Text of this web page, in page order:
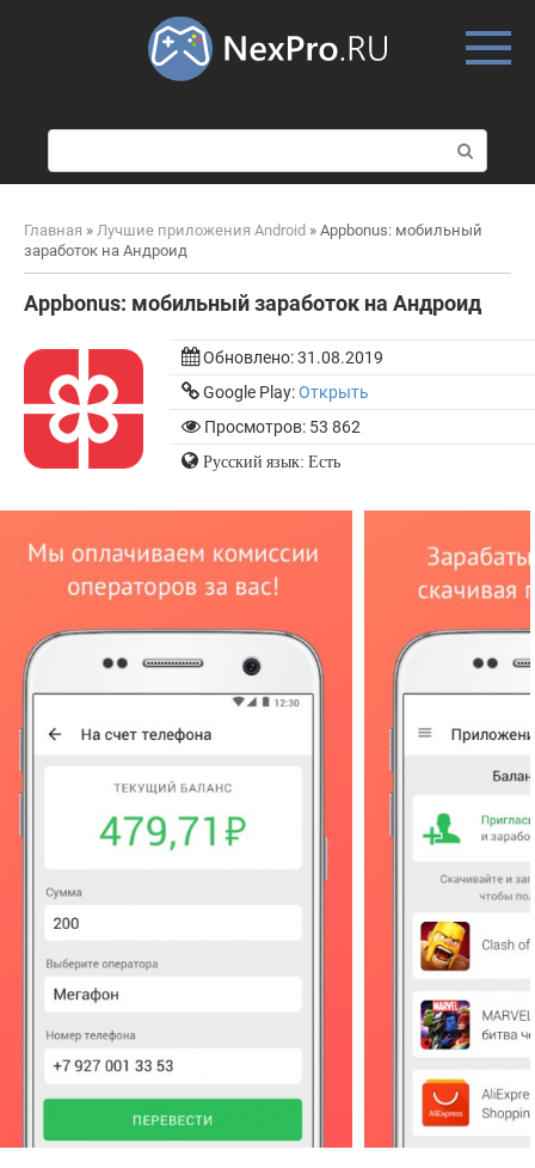
о
и
к
Главная » Лучшие приложения Android » Appbonus: мобильный
заработок на Андроид
Appbonus: мобильный заработок на Андроид
Обновлено:31.08.2019
Google Play:Открыть
Просмотров: 53 862
Русский язык: Есть